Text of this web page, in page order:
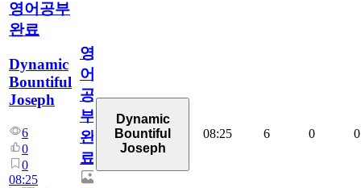
영어공부
완료
Dynamic
Bountiful
Joseph
6
0
0
08:25
영
어
공
부
완
료
Dynamic
Bountiful
Joseph
08:25 6 0 0